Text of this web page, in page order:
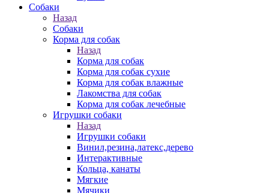
Собаки
Назад
Собаки
Корма для собак
Назад
Корма для собак
Корма для собак сухие
Корма для собак влажные
Лакомства для собак
Корма для собак лечебные
Игрушки собаки
Назад
Игрушки собаки
Винил,резина,латекс,дерево
Интерактивные
Кольца, канаты
Мягкие
Мячики